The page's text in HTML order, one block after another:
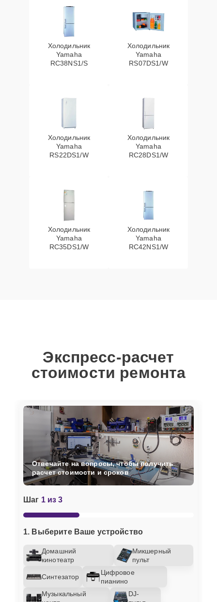
Холодильник
Yamaha
RC38NS1/S
Холодильник
Yamaha
RS07DS1/W
Холодильник
Yamaha
RS22DS1/W
Холодильник
Yamaha
RC28DS1/W
Холодильник
Yamaha
RC35DS1/W
Холодильник
Yamaha
RC42NS1/W
Экспресс-расчет
стоимости ремонта
Шаг 1 из 3
1. Выберите Ваше устройство
Домашний
кинотеатр
Микшерный
пульт
Синтезатор
Цифровое
пианино
Музыкальный
DJ-
Отвечайте на вопросы, чтобы получить
расчет стоимости и сроков